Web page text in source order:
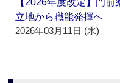
【2026年度改定】門
立地から職能発揮へ
2026年03月11日 (水)